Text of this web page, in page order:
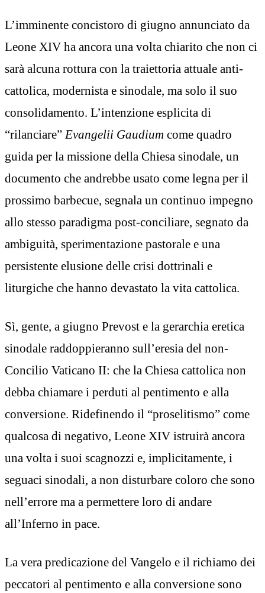
L’imminente concistoro di giugno annunciato da
Leone XIV ha ancora una volta chiarito che non ci
sarà alcuna rottura con la traiettoria attuale anti-
cattolica, modernista e sinodale, ma solo il suo
consolidamento. L’intenzione esplicita di
“rilanciare” Evangelii Gaudium come quadro
guida per la missione della Chiesa sinodale, un
documento che andrebbe usato come legna per il
prossimo barbecue, segnala un continuo impegno
allo stesso paradigma post-conciliare, segnato da
ambiguità, sperimentazione pastorale e una
persistente elusione delle crisi dottrinali e
liturgiche che hanno devastato la vita cattolica.
Sì, gente, a giugno Prevost e la gerarchia eretica
sinodale raddoppieranno sull’eresia del non-
Concilio Vaticano II: che la Chiesa cattolica non
debba chiamare i perduti al pentimento e alla
conversione. Ridefinendo il “proselitismo” come
qualcosa di negativo, Leone XIV istruirà ancora
una volta i suoi scagnozzi e, implicitamente, i
seguaci sinodali, a non disturbare coloro che sono
nell’errore ma a permettere loro di andare
all’Inferno in pace.
La vera predicazione del Vangelo e il richiamo dei
peccatori al pentimento e alla conversione sono